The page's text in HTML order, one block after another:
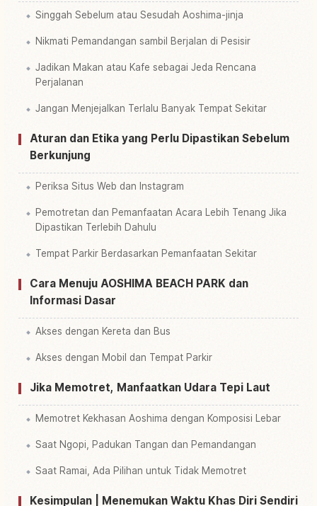
Singgah Sebelum atau Sesudah Aoshima-jinja
Nikmati Pemandangan sambil Berjalan di Pesisir
Jadikan Makan atau Kafe sebagai Jeda Rencana
Perjalanan
Jangan Menjejalkan Terlalu Banyak Tempat Sekitar
Aturan dan Etika yang Perlu Dipastikan Sebelum
Berkunjung
Periksa Situs Web dan Instagram
Pemotretan dan Pemanfaatan Acara Lebih Tenang Jika
Dipastikan Terlebih Dahulu
Tempat Parkir Berdasarkan Pemanfaatan Sekitar
Cara Menuju AOSHIMA BEACH PARK dan
Informasi Dasar
Akses dengan Kereta dan Bus
Akses dengan Mobil dan Tempat Parkir
Jika Memotret, Manfaatkan Udara Tepi Laut
Memotret Kekhasan Aoshima dengan Komposisi Lebar
Saat Ngopi, Padukan Tangan dan Pemandangan
Saat Ramai, Ada Pilihan untuk Tidak Memotret
Kesimpulan | Menemukan Waktu Khas Diri Sendiri